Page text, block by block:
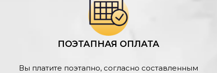
ПОЭТАПНАЯ ОПЛАТА
Вы платите поэтапно, согласно составленным